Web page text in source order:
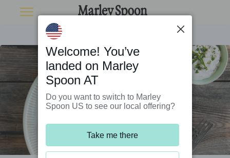
Welcome! You’ve
landed on Marley
Spoon AT
Do you want to switch to Marley
Spoon US to see our local offering?
Take me there